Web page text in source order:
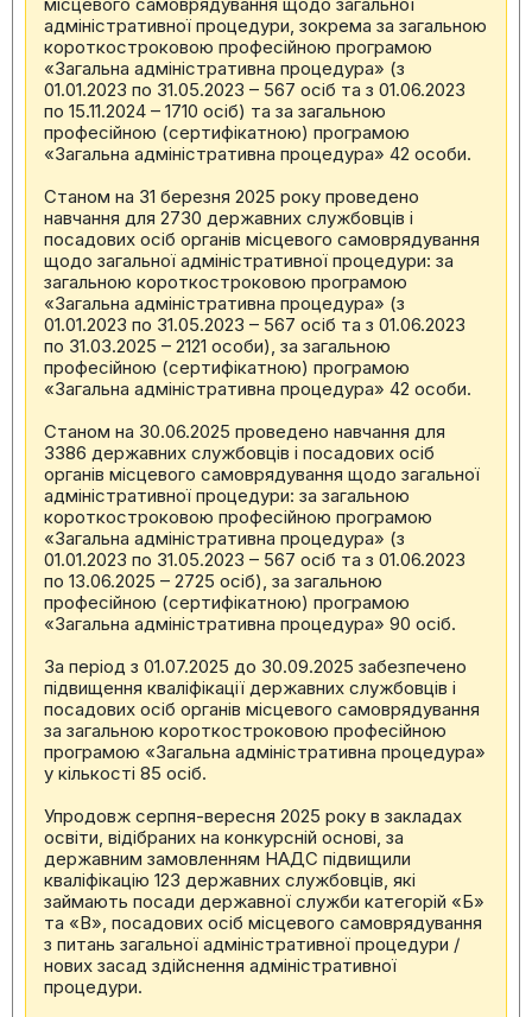
адміністративної процедури, зокрема за загальною
короткостроковою професійною програмою
«Загальна адміністративна процедура» (з
01.01.2023 по 31.05.2023 – 567 осіб та з 01.06.2023
по 15.11.2024 – 1710 осіб) та за загальною
професійною (сертифікатною) програмою
«Загальна адміністративна процедура» 42 особи.
Станом на 31 березня 2025 року проведено
навчання для 2730 державних службовців і
посадових осіб органів місцевого самоврядування
щодо загальної адміністративної процедури: за
загальною короткостроковою програмою
«Загальна адміністративна процедура» (з
01.01.2023 по 31.05.2023 – 567 осіб та з 01.06.2023
по 31.03.2025 – 2121 особи), за загальною
професійною (сертифікатною) програмою
«Загальна адміністративна процедура» 42 особи.
Станом на 30.06.2025 проведено навчання для
3386 державних службовців і посадових осіб
органів місцевого самоврядування щодо загальної
адміністративної процедури: за загальною
короткостроковою професійною програмою
«Загальна адміністративна процедура» (з
01.01.2023 по 31.05.2023 – 567 осіб та з 01.06.2023
по 13.06.2025 – 2725 осіб), за загальною
професійною (сертифікатною) програмою
«Загальна адміністративна процедура» 90 осіб.
За період з 01.07.2025 до 30.09.2025 забезпечено
підвищення кваліфікації державних службовців і
посадових осіб органів місцевого самоврядування
за загальною короткостроковою професійною
програмою «Загальна адміністративна процедура»
у кількості 85 осіб.
Упродовж серпня-вересня 2025 року в закладах
освіти, відібраних на конкурсній основі, за
державним замовленням НАДС підвищили
кваліфікацію 123 державних службовців, які
займають посади державної служби категорій «Б»
та «В», посадових осіб місцевого самоврядування
з питань загальної адміністративної процедури /
нових засад здійснення адміністративної
процедури.